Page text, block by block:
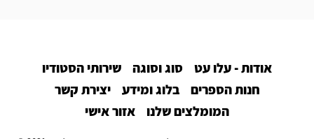
אודות - עלו עט סוג וסוגה
שירותי הסטודיו
חנות הספרים
בלוג ומידע
יצירת קשר
המומלצים שלנו
אזור אישי